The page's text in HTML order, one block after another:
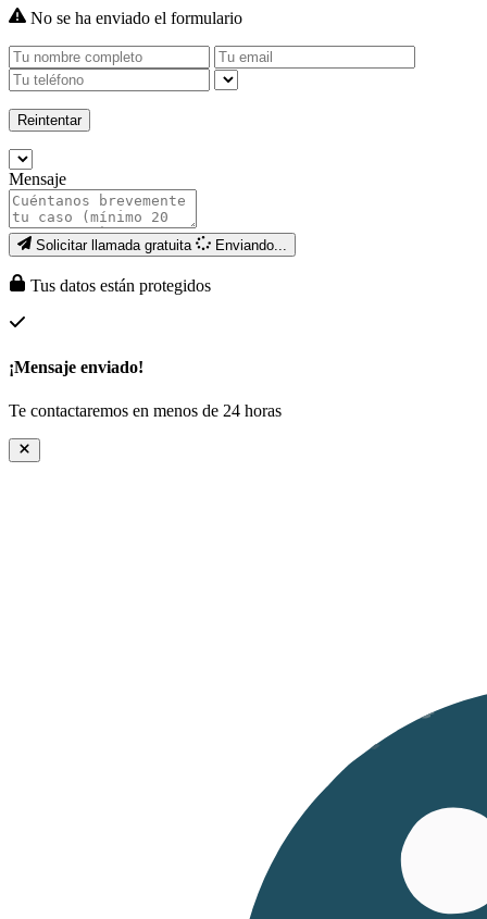
No se ha enviado el formulario
Reintentar
Mensaje
Solicitar llamada gratuita Enviando...
Tus datos están protegidos
¡Mensaje enviado!
Te contactaremos en menos de 24 horas